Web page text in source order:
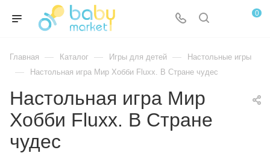
0
Главная — Каталог — Игры для детей — Настольные игры
— Настольная игра Мир Хобби Fluxx. В Стране чудес
Настольная игра Мир
Хобби Fluxx. В Стране
чудес